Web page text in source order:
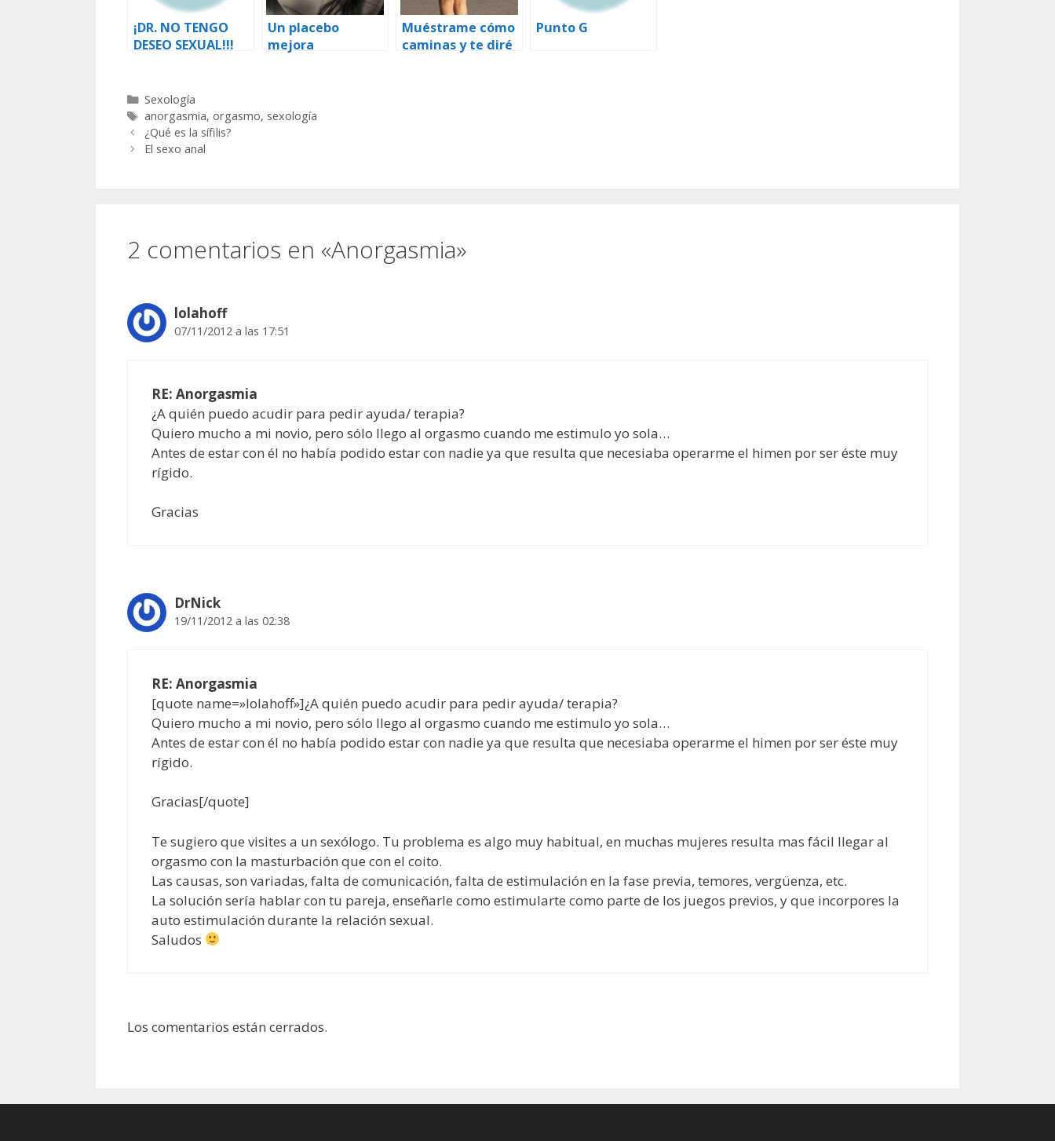
¡DR. NO TENGO
DESEO SEXUAL!!!
Un placebo
mejora
Muéstrame cómo
caminas y te diré
Punto G
Categorías
Sexología
Etiquetas
anorgasmia, orgasmo, sexología
¿Qué es la sífilis?
El sexo anal
2 comentarios en «Anorgasmia»
lolahoff
07/11/2012 a las 17:51
RE: Anorgasmia
¿A quién puedo acudir para pedir ayuda/ terapia?
Quiero mucho a mi novio, pero sólo llego al orgasmo cuando me estimulo yo sola…
Antes de estar con él no había podido estar con nadie ya que resulta que necesiaba operarme el himen por ser éste muy
rígido.
Gracias
DrNick
19/11/2012 a las 02:38
RE: Anorgasmia
[quote name=»lolahoff»]¿A quién puedo acudir para pedir ayuda/ terapia?
Quiero mucho a mi novio, pero sólo llego al orgasmo cuando me estimulo yo sola…
Antes de estar con él no había podido estar con nadie ya que resulta que necesiaba operarme el himen por ser éste muy
rígido.
Gracias[/quote]
Te sugiero que visites a un sexólogo. Tu problema es algo muy habitual, en muchas mujeres resulta mas fácil llegar al
orgasmo con la masturbación que con el coito.
Las causas, son variadas, falta de comunicación, falta de estimulación en la fase previa, temores, vergüenza, etc.
La solución sería hablar con tu pareja, enseñarle como estimularte como parte de los juegos previos, y que incorpores la
auto estimulación durante la relación sexual.
Saludos
Los comentarios están cerrados.